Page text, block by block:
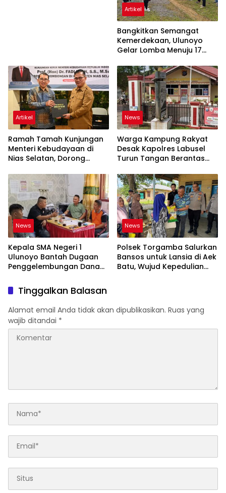
Artikel
Bangkitkan Semangat
Kemerdekaan, Ulunoyo
Gelar Lomba Menuju 17
Artikel
Ramah Tamah Kunjungan
Menteri Kebudayaan di
Nias Selatan, Dorong
Target UNESCO
News
Warga Kampung Rakyat
Desak Kapolres Labusel
Turun Tangan Berantas
di Perlabian
News
Kepala SMA Negeri 1
Ulunoyo Bantah Dugaan
Penggelembungan Dana
Pemberitaan Tidak Benar
News
Polsek Torgamba Salurkan
Bansos untuk Lansia di Aek
Batu, Wujud Kepedulian
Tinggalkan Balasan
Alamat email Anda tidak akan dipublikasikan. Ruas yang
wajib ditandai *